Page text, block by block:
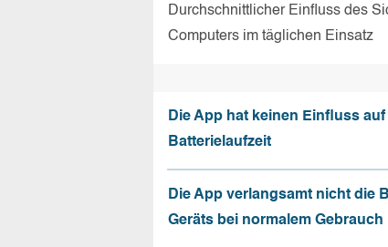
Durchschnittlicher Einfluss des
Computers im täglichen Einsatz
Die App hat keinen Einfluss auf
Batterielaufzeit
Die App verlangsamt nicht die
Geräts bei normalem Gebrauch